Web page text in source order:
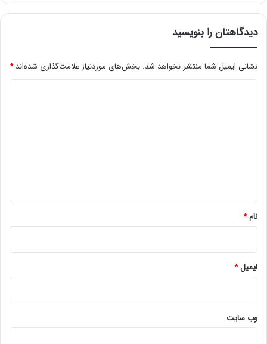
دیدگاهتان را بنویسید
نشانی ایمیل شما منتشر نخواهد شد. بخش‌های موردنیاز علامت‌گذاری شده‌اند*
نام*
ایمیل*
وب‌ سایت